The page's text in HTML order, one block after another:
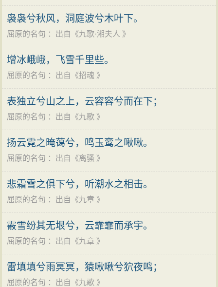
除此之外，屈原的作品还以一系列比兴手法来表情
物、萧艾比喻奸佞或变节的小人；以佩带香草来象征诗
人的品德修养 。这种“香草美人”的比兴手法，使现实中的
有尽而意无穷的艺术效果。
屈原是中国文学史上第一位伟大的爱国诗人。是浪
志士，屈原爱祖国爱人民、坚持真理、宁死不屈的精神
其是当国家民族处于危难之际，这种精神的感召作用就
更加明显。作为一个伟大的诗人，屈原的出现，不仅标
代，而且他所开创的新诗体——楚辞，突破了《诗经》
的表现形式，极大地丰富了诗歌的表现力，为中国古代
与《诗经》并称为“风、骚” 。“风、骚”是中国诗歌史上现
出司马迁《史记》中的屈原为楚怀王左徒即左司徒之略
写。根据《屈平列传》中的相关记述，屈原所任职务即
司徒职守相近。楚人尚右，故右司徒为正，左司徒为
副，所以楚君以左右司徒以取代《周官书》的大小司徒
订并出台各种法令。
周慎靓王五年（公元前316年），继续进行变法改
周慎靓王六年（公元前315年），深入进行变法改
革，民心沸腾；楚之形势大变，旧贵族面临着覆灭的命
周赧王元年（公元前314年），屈原因上官大夫之谗
而见疏，被罢黜左徒之官，任三闾大夫之职。
袅袅兮秋风，洞庭波兮木叶下。
屈原的名句 ：出自《九歌·湘夫人 》
增冰峨峨，飞雪千里些。
屈原的名句 ：出自《招魂 》
表独立兮山之上，云容容兮而在下；
屈原的名句 ：出自《九歌 》
扬云霓之晻蔼兮，鸣玉鸾之啾啾。
屈原的名句 ：出自《离骚 》
悲霜雪之俱下兮，听潮水之相击。
屈原的名句 ：出自《九章 》
霰雪纷其无垠兮，云霏霏而承宇。
屈原的名句 ：出自《九章 》
雷填填兮雨冥冥，猿啾啾兮狖夜鸣；
屈原的名句 ：出自《九歌 》